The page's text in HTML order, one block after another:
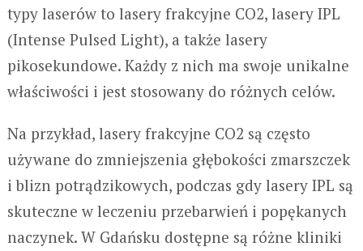
typy laserów to lasery frakcyjne CO2, lasery IPL
(Intense Pulsed Light), a także lasery
pikosekundowe. Każdy z nich ma swoje unikalne
właściwości i jest stosowany do różnych celów.
Na przykład, lasery frakcyjne CO2 są często
używane do zmniejszenia głębokości zmarszczek
i blizn potrądzikowych, podczas gdy lasery IPL są
skuteczne w leczeniu przebarwień i popękanych
naczynek. W Gdańsku dostępne są różne kliniki